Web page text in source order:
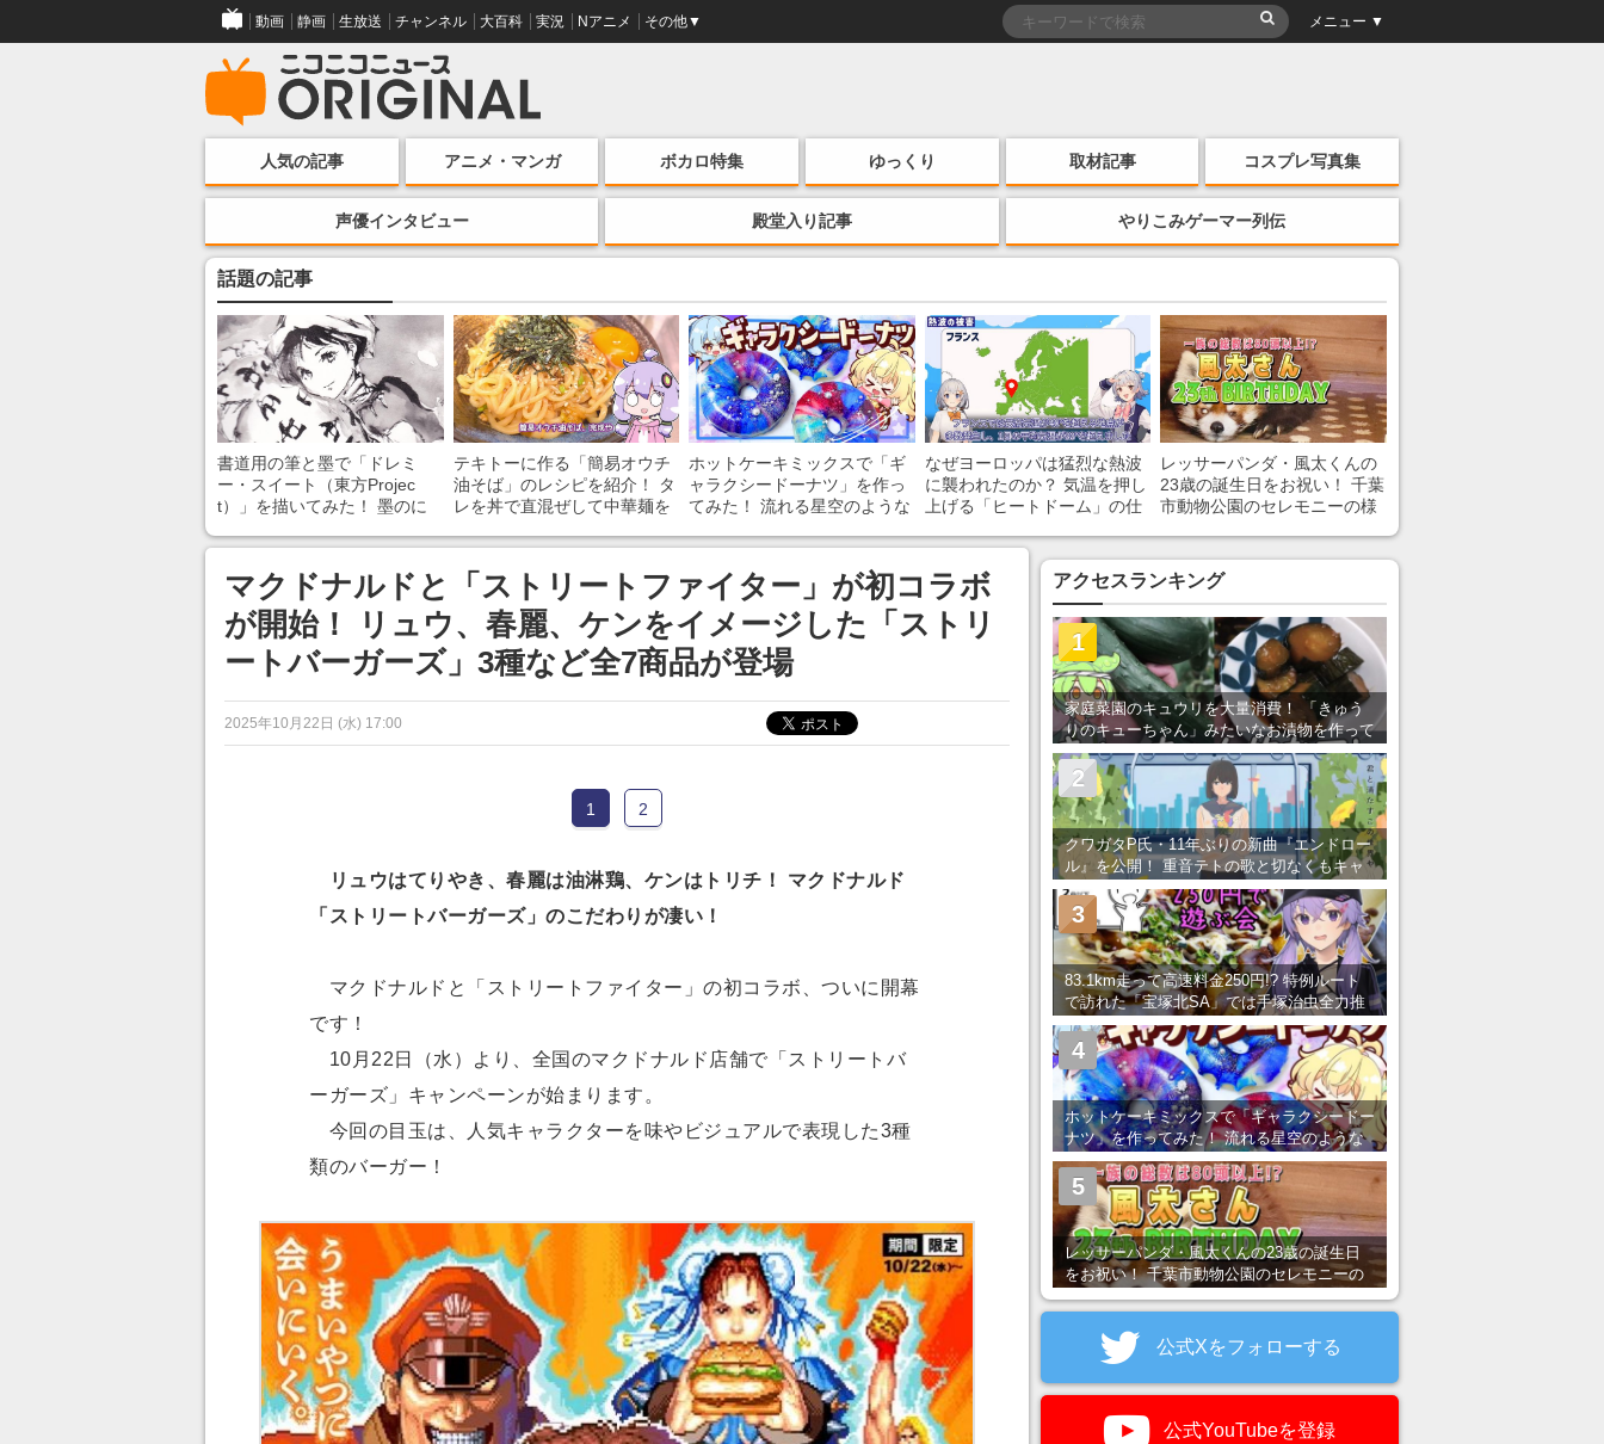
動画 静画 生放送 チャンネル 大百科 実況 Nアニメ その他▼ メニュー ▼
人気の記事 アニメ・マンガ ボカロ特集 ゆっくり 取材記事 コスプレ写真集
声優インタビュー 殿堂入り記事 やりこみゲーマー列伝
話題の記事
書道用の筆と墨で「ドレミ
ー・スイート（東方Projec
t）」を描いてみた！ 墨のに
目が釘づけ
テキトーに作る「簡易オウチ
油そば」のレシピを紹介！ タ
レを丼で直混ぜして中華麺を
のに超うまそう
ホットケーキミックスで「ギ
ャラクシードーナツ」を作っ
てみた！ 流れる星空のような
なぜヨーロッパは猛烈な熱波
に襲われたのか？ 気温を押し
上げる「ヒートドーム」の仕
レッサーパンダ・風太くんの
23歳の誕生日をお祝い！ 千葉
市動物公園のセレモニーの様
マクドナルドと「ストリートファイター」が初コラボ
が開始！ リュウ、春麗、ケンをイメージした「ストリ
ートバーガーズ」3種など全7商品が登場
2025年10月22日 (水) 17:00
1 2
リュウはてりやき、春麗は油淋鶏、ケンはトリチ！ マクドナルド
「ストリートバーガーズ」のこだわりが凄い！
マクドナルドと「ストリートファイター」の初コラボ、ついに開幕
です！
10月22日（水）より、全国のマクドナルド店舗で「ストリートバ
ーガーズ」キャンペーンが始まります。
今回の目玉は、人気キャラクターを味やビジュアルで表現した3種
類のバーガー！
アクセスランキング
家庭菜園のキュウリを大量消費！ 「きゅう
りのキューちゃん」みたいなお漬物を作って
みた
1
クワガタP氏・11年ぶりの新曲『エンドロー
ル』を公開！ 重音テトの歌と切なくもキャ
ッチーなメロディーが胸にしみる
2
83.1km走って高速料金250円!? 特例ルート
で訪れた「宝塚北SA」では手塚治虫全力推
し＆関西グルメが楽しめる！
3
ホットケーキミックスで「ギャラクシードー
ナツ」を作ってみた！ 流れる星空のような
レンチン・レシピを紹介
4
レッサーパンダ・風太くんの23歳の誕生日
をお祝い！ 千葉市動物公園のセレモニーの
5
公式Xをフォローする
公式YouTubeを登録